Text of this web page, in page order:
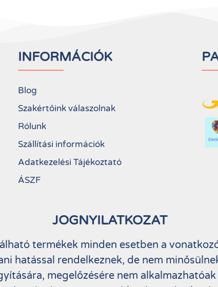
INFORMÁCIÓK
Blog
Szakértőink válaszolnak
Rólunk
Szállítási információk
Adatkezelési Tájékoztató
ÁSZF
JOGNYILATKOZAT
termékek minden esetben a
hatással rendelkeznek, de nem
megelőzésére nem